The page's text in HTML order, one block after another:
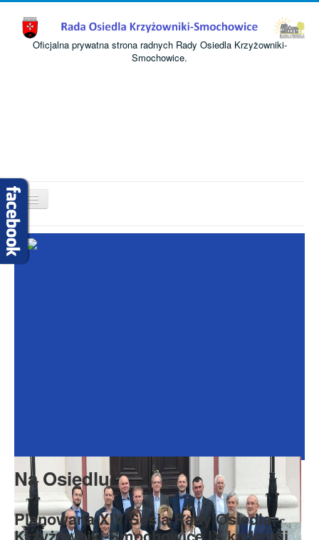
Oficjalna prywatna strona radnych Rady Osiedla Krzyżowniki-
Smochowice.
Przełącz
nawigację
Start
O nas
Rada Seniorów
Na Osiedlu
Planowana XIV Sesja Rady Osiedla